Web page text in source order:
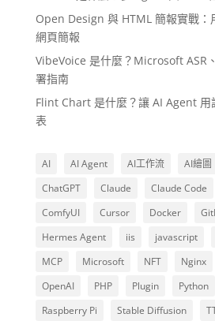
Open Design 與 HTML 簡報實戰：
網頁簡報
VibeVoice 是什麼？Microsoft ASR
署指南
Flint Chart 是什麼？讓 AI Agent 用
表
AI AI Agent AI工作流 AI繪圖
ChatGPT
Claude Claude Code
ComfyUI
Cursor Docker
Hermes Agent
iis javascript
MCP
Microsoft NFT Nginx
OpenAI
PHP Plugin Python
Raspberry Pi
Stable Diffusion